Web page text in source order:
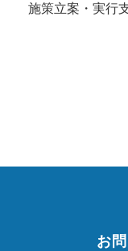
施策立案・実行
お